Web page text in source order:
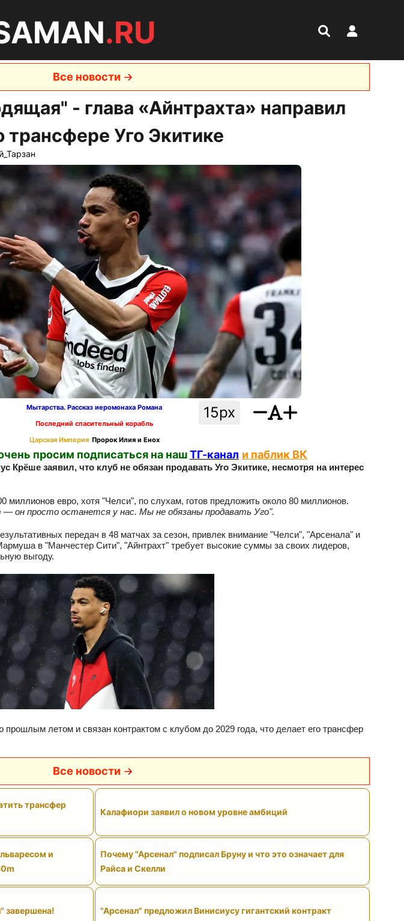
.RU
Все новости
- глава «Айнтрахта» направил
Уго Экитике
15px
Мытарства. Рассказ иеромонаха Романа
Последний спасительный корабль
Царская Империя Пророк Илия и Енох
просим подписаться на нашТГ-канал и паблик ВК
Крёше заявил, что клуб не обязан продавать Уго Экитике, несмотря на интерес
евро, хотя "Челси", по слухам, готов предложить около 80 миллионов.
— он просто останется у нас. Мы не обязаны продавать Уго".
передач в 48 матчах за сезон, привлек внимание "Челси", "Арсенала" и
в "Манчестер Сити", "Айнтрахт" требует высокие суммы за своих лидеров,
выгоду.
летом и связан контрактом с клубом до 2029 года, что делает его трансфер
Все новости
трансфер
Калафиори заявил о новом уровне амбиций
и
Почему "Арсенал" подписал Бруну и что это означает для
Райса и Скелли
завершена! "Арсенал" предложил Винисиусу гигантский контракт